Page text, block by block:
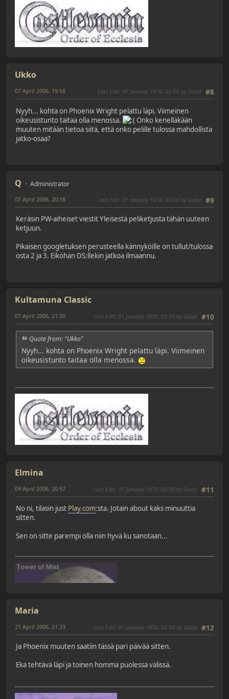
Ukko
#8
07 April 2006, 19:58 Last Edit: 01 January 1970, 02:00 by Guest
Nyyh... kohta on Phoenix Wright pelattu läpi. Viimeinen
oikeusistunto taitaa olla menossa.
Onko kenelläkään
muuten mitään tietoa siitä, että onko pelille tulossa mahdollista
jatko-osaa?
Q Administrator
#9
07 April 2006, 20:18 Last Edit: 01 January 1970, 02:00 by Guest
Keräsin PW-aiheiset viestit Yleisestä peliketjusta tähän uuteen
ketjuun.
Pikaisen googletuksen perusteella kännyköille on tullut/tulossa
osta 2 ja 3. Eiköhän DS:llekin jatkoa ilmaannu.
Kultamuna Classic
#10
07 April 2006, 21:50 Last Edit: 01 January 1970, 02:00 by Guest
Quote from: "Ukko"
Nyyh... kohta on Phoenix Wright pelattu läpi. Viimeinen
oikeusistunto taitaa olla menossa.
Elmina
#11
09 April 2006, 20:57 Last Edit: 01 January 1970, 02:00 by Guest
No ni, tilasin just Play.com:sta. Jotain about kaks minuuttia
sitten.
Sen on sitte parempi olla niin hyvä ku sanotaan...
Maria
#12
21 April 2006, 21:23 Last Edit: 01 January 1970, 02:00 by Guest
Ja Phoenix muuten saatiin tässä pari päivää sitten.
Eka tehtävä läpi ja toinen homma puolessa välissä.